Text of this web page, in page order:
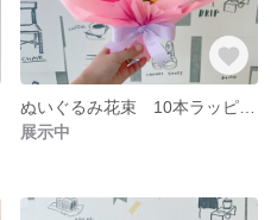
展示中